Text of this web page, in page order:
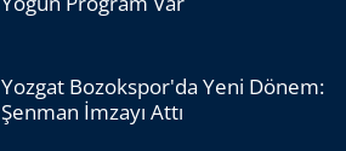
Yozgat Bozokspor'da Yeni Dönem:
Şenman İmzayı Attı